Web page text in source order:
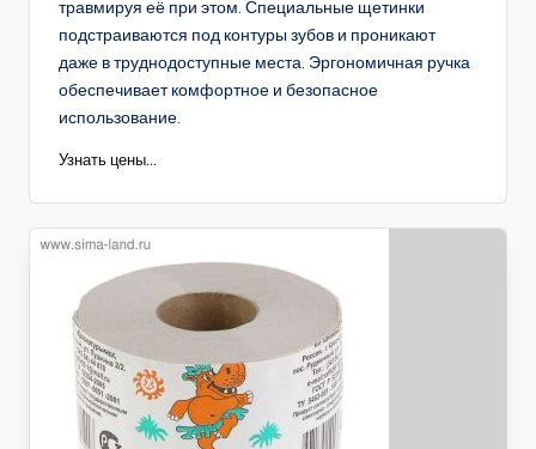
травмируя её при этом. Специальные щетинки
подстраиваются под контуры зубов и проникают
даже в труднодоступные места. Эргономичная ручка
обеспечивает комфортное и безопасное
использование.
Узнать цены...